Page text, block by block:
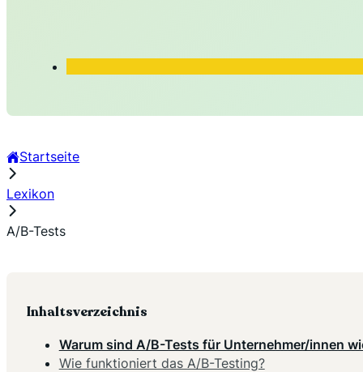
Startseite
Lexikon
A/B-Tests
Inhaltsverzeichnis
Warum sind A/B-Tests für Unternehmer/innen
Wie funktioniert das A/B-Testing?